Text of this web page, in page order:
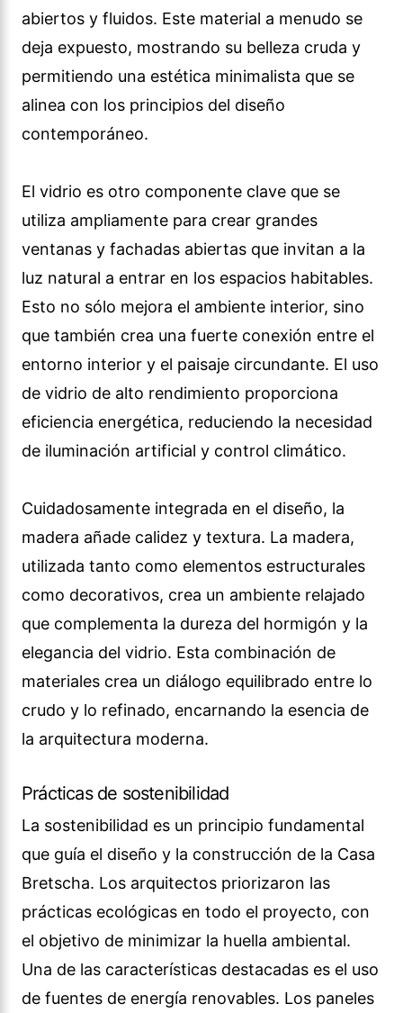
abiertos y fluidos. Este material a menudo se
deja expuesto, mostrando su belleza cruda y
permitiendo una estética minimalista que se
alinea con los principios del diseño
contemporáneo.
El vidrio es otro componente clave que se
utiliza ampliamente para crear grandes
ventanas y fachadas abiertas que invitan a la
luz natural a entrar en los espacios habitables.
Esto no sólo mejora el ambiente interior, sino
que también crea una fuerte conexión entre el
entorno interior y el paisaje circundante. El uso
de vidrio de alto rendimiento proporciona
eficiencia energética, reduciendo la necesidad
de iluminación artificial y control climático.
Cuidadosamente integrada en el diseño, la
madera añade calidez y textura. La madera,
utilizada tanto como elementos estructurales
como decorativos, crea un ambiente relajado
que complementa la dureza del hormigón y la
elegancia del vidrio. Esta combinación de
materiales crea un diálogo equilibrado entre lo
crudo y lo refinado, encarnando la esencia de
la arquitectura moderna.
Prácticas de sostenibilidad
La sostenibilidad es un principio fundamental
que guía el diseño y la construcción de la Casa
Bretscha. Los arquitectos priorizaron las
prácticas ecológicas en todo el proyecto, con
el objetivo de minimizar la huella ambiental.
Una de las características destacadas es el uso
de fuentes de energía renovables. Los paneles